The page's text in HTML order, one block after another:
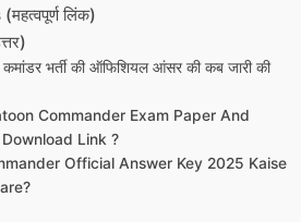
लिंक)
कमांडर भर्ती की ऑफिशियल आंसर की कब जारी की
Commander Exam Paper And
Link ?
Official Answer Key 2025 Kaise